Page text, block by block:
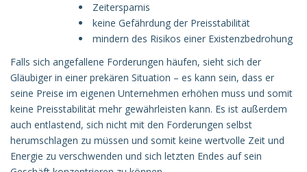
Zeitersparnis
keine Gefährdung der Preisstabilität
mindern des Risikos einer Existenzbedrohung
Falls sich angefallene Forderungen häufen, sieht sich der
Gläubiger in einer prekären Situation – es kann sein, dass er
seine Preise im eigenen Unternehmen erhöhen muss und somit
keine Preisstabilität mehr gewährleisten kann. Es ist außerdem
auch entlastend, sich nicht mit den Forderungen selbst
herumschlagen zu müssen und somit keine wertvolle Zeit und
Energie zu verschwenden und sich letzten Endes auf sein